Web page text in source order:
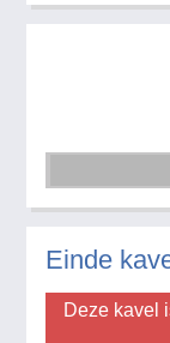
Einde
Deze kavel